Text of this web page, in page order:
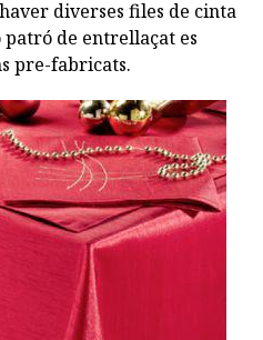
diverses files de cinta
de entrellaçat es
pre-fabricats.